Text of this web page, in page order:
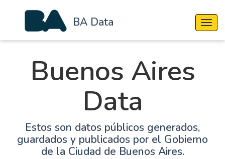
BA Data
Buenos Aires
Data
Estos son datos públicos generados,
guardados y publicados por el Gobierno
de la Ciudad de Buenos Aires.